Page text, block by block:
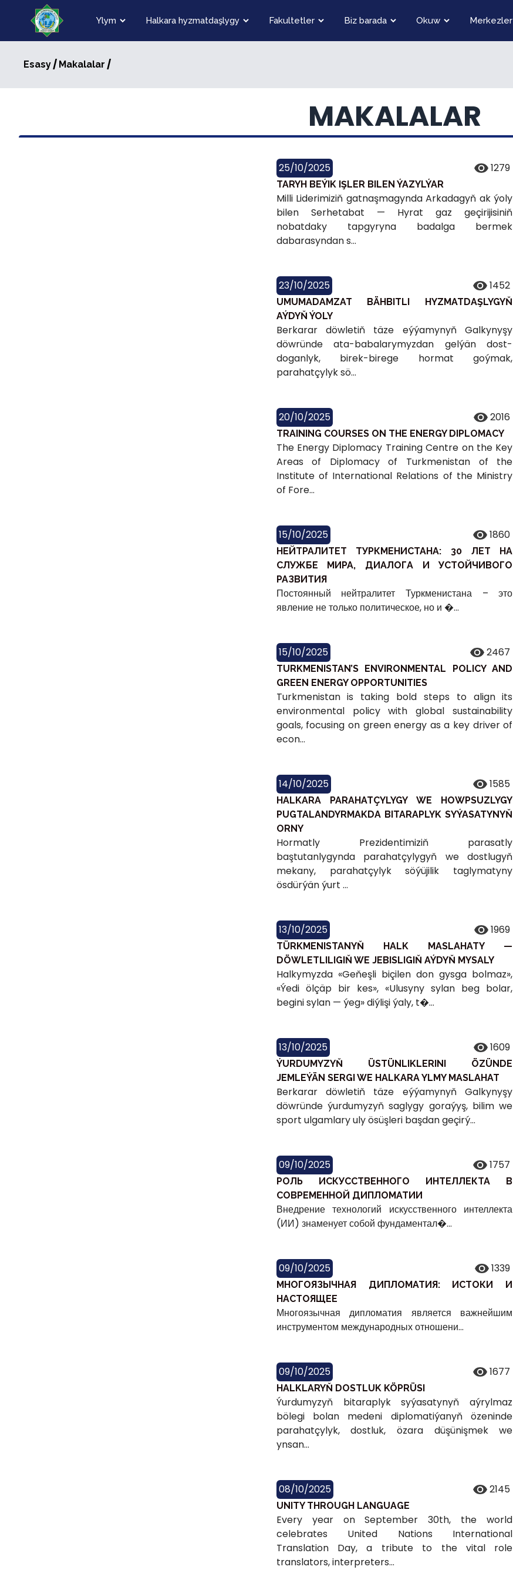
Ylym Halkara hyzmatdaşlygy Fakultetler Biz barada Okuw Merkezler
Esasy/ Makalalar /
MAKALALAR
25/10/2025 1279
TARYH BEÝIK IŞLER BILEN ÝAZYLÝAR
Milli Liderimiziň gatnaşmagynda Arkadagyň ak ýoly
bilen Serhetabat — Hyrat gaz geçirijisiniň
nobatdaky tapgyryna badalga bermek
dabarasyndan s...
23/10/2025 1452
UMUMADAMZAT BÄHBITLI HYZMATDAŞLYGYŇ
AÝDYŇ ÝOLY
Berkarar döwletiň täze eýýamynyň Galkynyşy
döwründe ata-babalarymyzdan gelýän dost-
doganlyk, birek-birege hormat goýmak,
parahatçylyk sö...
20/10/2025 2016
TRAINING COURSES ON THE ENERGY DIPLOMACY
The Energy Diplomacy Training Centre on the Key
Areas of Diplomacy of Turkmenistan of the
Institute of International Relations of the Ministry
of Fore...
15/10/2025 1860
НЕЙТРАЛИТЕТ ТУРКМЕНИСТАНА: 30 ЛЕТ НА
СЛУЖБЕ МИРА, ДИАЛОГА И УСТОЙЧИВОГО
РАЗВИТИЯ
Постоянный нейтралитет Туркменистана – это
явление не только политическое, но и �...
15/10/2025 2467
TURKMENISTAN’S ENVIRONMENTAL POLICY AND
GREEN ENERGY OPPORTUNITIES
Turkmenistan is taking bold steps to align its
environmental policy with global sustainability
goals, focusing on green energy as a key driver of
econ...
14/10/2025 1585
HALKARA PARAHATÇYLYGY WE HOWPSUZLYGY
PUGTALANDYRMAKDA BITARAPLYK SYÝASATYNYŇ
ORNY
Hormatly Prezidentimiziň parasatly
baştutanlygynda parahatçylygyň we dostlugyň
mekany, parahatçylyk söýüjilik taglymatyny
ösdürýän ýurt ...
13/10/2025 1969
TÜRKMENISTANYŇ HALK MASLAHATY —
DÖWLETLILIGIŇ WE JEBISLIGIŇ AÝDYŇ MYSALY
Halkymyzda «Geňeşli biçilen don gysga bolmaz»,
«Ýedi ölçäp bir kes», «Ulusyny sylan beg bolar,
begini sylan — ýeg» diýlişi ýaly, t�...
13/10/2025 1609
ÝURDUMYZYŇ ÜSTÜNLIKLERINI ÖZÜNDE
JEMLEÝÄN SERGI WE HALKARA YLMY MASLAHAT
Berkarar döwletiň täze eýýamynyň Galkynyşy
döwründe ýurdumyzyň saglygy goraýyş, bilim we
sport ulgamlary uly ösüşleri başdan geçirý...
09/10/2025 1757
РОЛЬ ИСКУССТВЕННОГО ИНТЕЛЛЕКТА В
СОВРЕМЕННОЙ ДИПЛОМАТИИ
Внедрение технологий искусственного интеллекта
(ИИ) знаменует собой фундаментал�...
09/10/2025 1339
МНОГОЯЗЫЧНАЯ ДИПЛОМАТИЯ: ИСТОКИ И
НАСТОЯЩЕЕ
Многоязычная дипломатия является важнейшим
инструментом международных отношени...
09/10/2025 1677
HALKLARYŇ DOSTLUK KÖPRÜSI
Ýurdumyzyň bitaraplyk syýasatynyň aýrylmaz
bölegi bolan medeni diplomatiýanyň özeninde
parahatçylyk, dostluk, özara düşünişmek we
ynsan...
08/10/2025 2145
UNITY THROUGH LANGUAGE
Every year on September 30th, the world
celebrates United Nations International
Translation Day, a tribute to the vital role
translators, interpreters...